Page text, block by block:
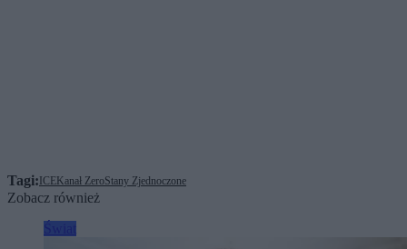
Tagi: ICE Kanał ZeroStany Zjednoczone
Zobacz również